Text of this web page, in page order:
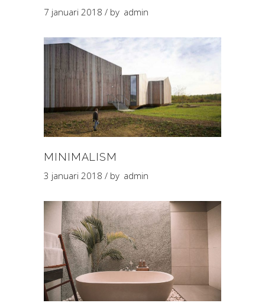
7 januari 2018 by admin
MINIMALISM
3 januari 2018 by admin